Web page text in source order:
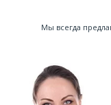
Мы всегда